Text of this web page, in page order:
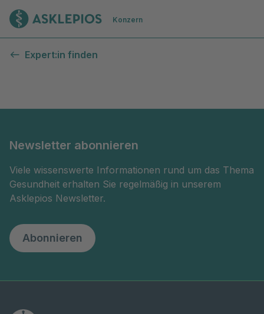
Zur Startseite
Konzern
Expert:in finden
Newsletter abonnieren
Viele wissenswerte Informationen rund um das Thema
Gesundheit erhalten Sie regelmäßig in unserem
Asklepios Newsletter.
Abonnieren